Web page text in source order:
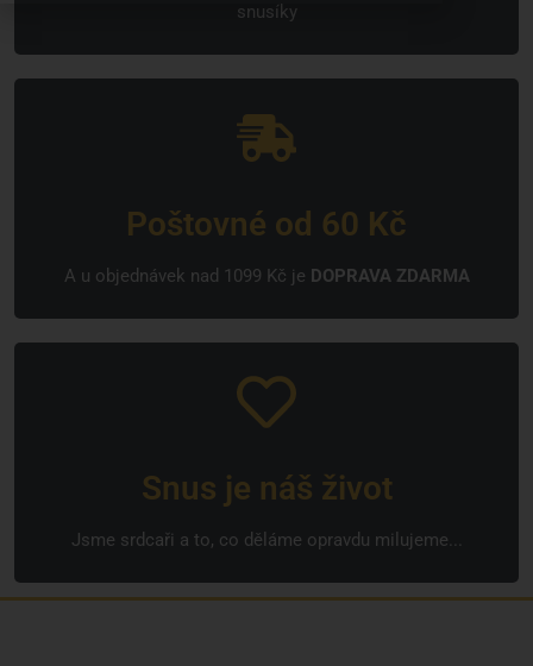
snusíky
Poštovné od 60 Kč
A u objednávek nad 1099 Kč je DOPRAVA ZDARMA
Snus je náš život
Jsme srdcaři a to, co děláme opravdu milujeme...